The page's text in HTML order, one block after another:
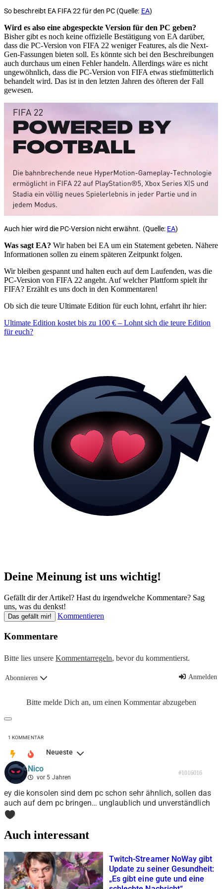
So beschreibt EA FIFA 22 für den PC (Quelle: EA)
Wird es also eine abgespeckte Version für den PC geben?
Bisher gibt es noch keine offizielle Bestätigung von EA darüber,
dass die PC-Version von FIFA 22 weniger Features, als die Next-
Gen-Fassungen bieten soll. Es könnte sich bei den Beschreibungen
auch durchaus um einen Fehler handeln. Allerdings wäre es nicht
ungewöhnlich, dass die PC-Version von FIFA etwas stiefmütterlich
behandelt wird. Das ist in den letzten Jahren des öfteren der Fall
gewesen.
Auch hier wird die PC-Version nicht erwähnt. (Quelle: EA)
Was sagt EA? Wir haben bei EA um ein Statement gebeten. Nähere
Informationen sollen zu einem späteren Zeitpunkt folgen.
Wir bleiben gespannt und halten euch auf dem Laufenden, was die
PC-Version von FIFA 22 angeht. Auf welcher Plattform spielt ihr
FIFA? Erzählt es uns doch in den Kommentaren!
Ob sich die teure Ultimate Edition für euch lohnt, erfahrt ihr hier:
Ultimate Edition kostet bis zu 100 € – Lohnt sich die teure Edition
für euch?
Deine Meinung ist uns wichtig!
Gefällt dir der Artikel? Hast du irgendwelche Kommentare? Sag
uns, was du denkst!
Das gefällt mir! Kommentieren
Kommentare
Bitte lies unsere Kommentarregeln, bevor du kommentierst.
Abonnieren Anmelden
Bitte melde Dich an, um einen Kommentar abzugeben
1 KOMMENTAR
Neueste
Nico
vor 5 Jahren
#1016016
ey die konsolen sind dem pc schon sehr ähnlich, sollen das
auch auf dem pc bringen… unglaublich und unverständlich
0
Auch interessant
Twitch-Streamer NoWay gibt
Update zu seiner Gesundheit:
„Es gibt eine gute und eine